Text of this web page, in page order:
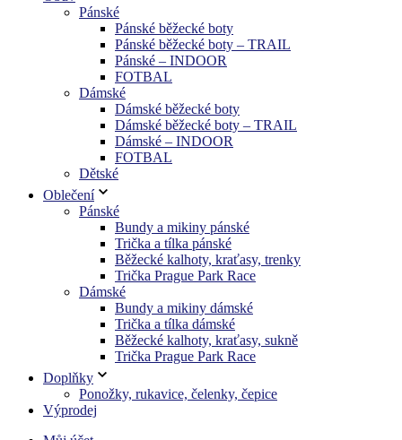
Pánské
Pánské běžecké boty
Pánské běžecké boty – TRAIL
Pánské – INDOOR
FOTBAL
Dámské
Dámské běžecké boty
Dámské běžecké boty – TRAIL
Dámské – INDOOR
FOTBAL
Dětské
Oblečení
Pánské
Bundy a mikiny pánské
Trička a tílka pánské
Běžecké kalhoty, kraťasy, trenky
Trička Prague Park Race
Dámské
Bundy a mikiny dámské
Trička a tílka dámské
Běžecké kalhoty, kraťasy, sukně
Trička Prague Park Race
Doplňky
Ponožky, rukavice, čelenky, čepice
Výprodej